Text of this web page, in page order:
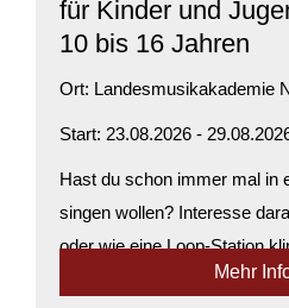
für Kinder und
10 bis 16 Jahren
Ort: Landesmusikakademie
Start: 23.08.2026 -
Hast du schon immer mal in
singen wollen? Interesse
oder wie eine Loop-Station
Body-Percussion? Möchtest
Mehr